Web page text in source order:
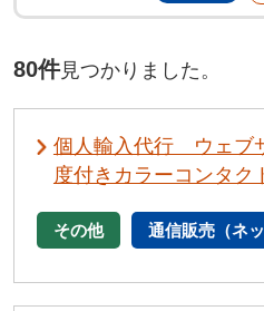
80件見つかりました。
個人輸入代行 ウェブ
度付きカラーコンタク
その他 通信販売（ネ